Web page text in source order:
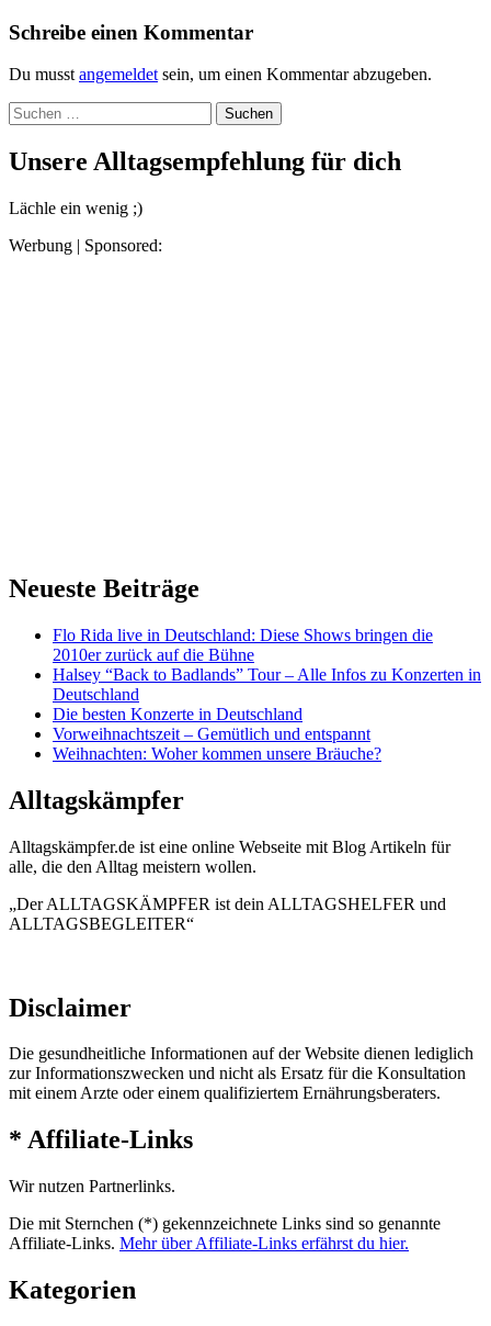
Schreibe einen Kommentar
Du musst angemeldet sein, um einen Kommentar abzugeben.
Suchen
nach:
Unsere Alltagsempfehlung für dich
Lächle ein wenig ;)
Werbung | Sponsored:
Neueste Beiträge
Flo Rida live in Deutschland: Diese Shows bringen die
2010er zurück auf die Bühne
Halsey “Back to Badlands” Tour – Alle Infos zu Konzerten in
Deutschland
Die besten Konzerte in Deutschland
Vorweihnachtszeit – Gemütlich und entspannt
Weihnachten: Woher kommen unsere Bräuche?
Alltagskämpfer
Alltagskämpfer.de ist eine online Webseite mit Blog Artikeln für
alle, die den Alltag meistern wollen.
„Der ALLTAGSKÄMPFER ist dein ALLTAGSHELFER und
ALLTAGSBEGLEITER“
Disclaimer
Die gesundheitliche Informationen auf der Website dienen lediglich
zur Informationszwecken und nicht als Ersatz für die Konsultation
mit einem Arzte oder einem qualifiziertem Ernährungsberaters.
* Affiliate-Links
Wir nutzen Partnerlinks.
Die mit Sternchen (*) gekennzeichnete Links sind so genannte
Affiliate-Links. Mehr über Affiliate-Links erfährst du hier.
Kategorien